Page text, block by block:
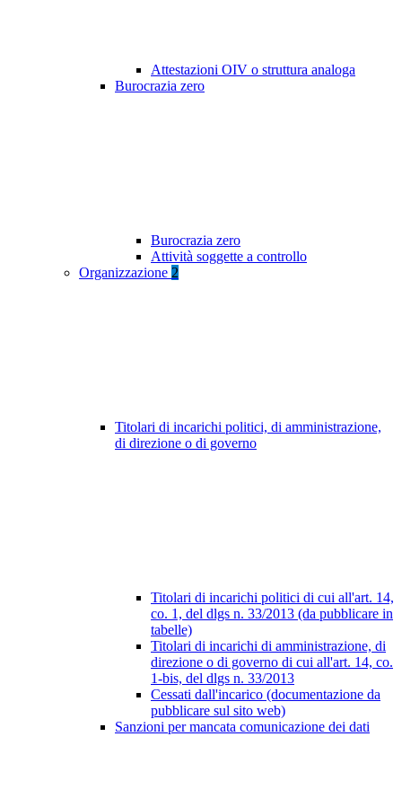
Attestazioni OIV o struttura analoga
Burocrazia zero
Burocrazia zero
Attività soggette a controllo
Organizzazione 2
Titolari di incarichi politici, di amministrazione,
di direzione o di governo
Titolari di incarichi politici di cui all'art. 14,
co. 1, del dlgs n. 33/2013 (da pubblicare in
tabelle)
Titolari di incarichi di amministrazione, di
direzione o di governo di cui all'art. 14, co.
1-bis, del dlgs n. 33/2013
Cessati dall'incarico (documentazione da
pubblicare sul sito web)
Sanzioni per mancata comunicazione dei dati